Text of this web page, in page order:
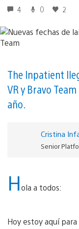
4 0 2
The Inpatient
VR y Bravo
año.
Cristina
Senior
Hola a todos:
Hoy estoy aquí